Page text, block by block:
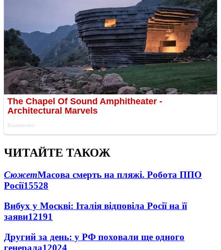
ЧИТАЙТЕ ТАКОЖ
СюжетМасова смерть на пляжі. Робота ППО
Росії15528
Вибух у Москві: Італія відповіла Росії на її
заяви12191
Другий за день: у РФ поховали ще одного
генерала12024